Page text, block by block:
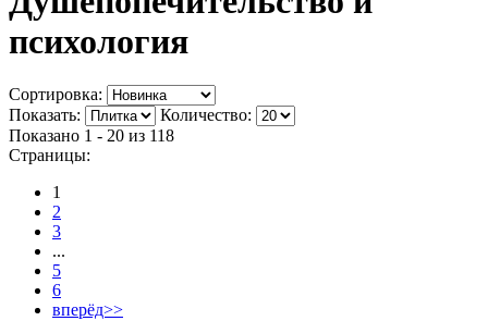
психология
Сортировка:
Показать:
Количество:
Показано 1 - 20 из 118
Страницы:
1
2
3
...
5
6
вперёд>>